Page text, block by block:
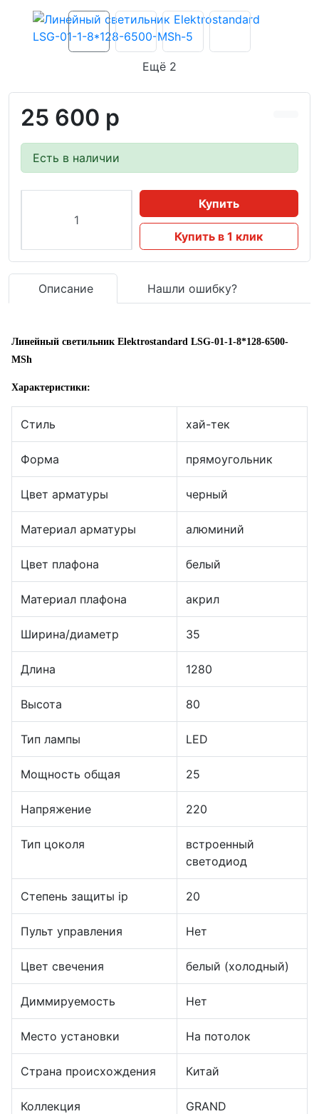
Ещё 2
25 600 р
Есть в наличии
Купить
Купить в 1 клик
Описание Нашли ошибку?
Линейный светильник Elektrostandard LSG-01-1-8*128-6500-
MSh
Характеристики:
Стиль хай-тек
Форма прямоугольник
Цвет арматуры черный
Материал арматуры алюминий
Цвет плафона белый
Материал плафона акрил
Ширина/диаметр 35
Длина 1280
Высота 80
Тип лампы LED
Мощность общая 25
Напряжение 220
Тип цоколя
встроенный
светодиод
Степень защиты ip 20
Пульт управления Нет
Цвет свечения белый (холодный)
Диммируемость Нет
Место установки На потолок
Страна происхождения Китай
Коллекция GRAND